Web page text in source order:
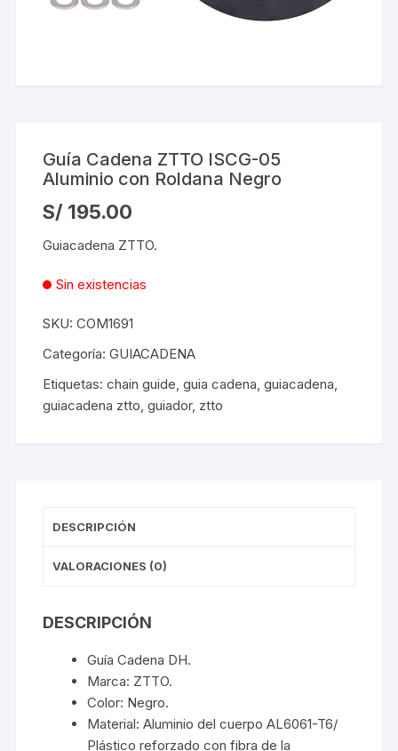
Guía Cadena ZTTO ISCG-05
Aluminio con Roldana Negro
S/ 195.00
Guiacadena ZTTO.
Sin existencias
SKU:COM1691
Categoría:GUIACADENA
Etiquetas:chain guide,guia cadena,guiacadena,
guiacadena ztto,guiador, ztto
DESCRIPCIÓN
VALORACIONES (0)
DESCRIPCIÓN
Guía Cadena DH.
Marca: ZTTO.
Color: Negro.
Material:Aluminio del cuerpo AL6061-T6/
Plástico reforzado con fibra de la